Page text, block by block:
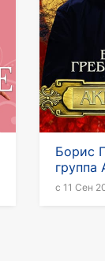
Борис
группа
с 11 Сен